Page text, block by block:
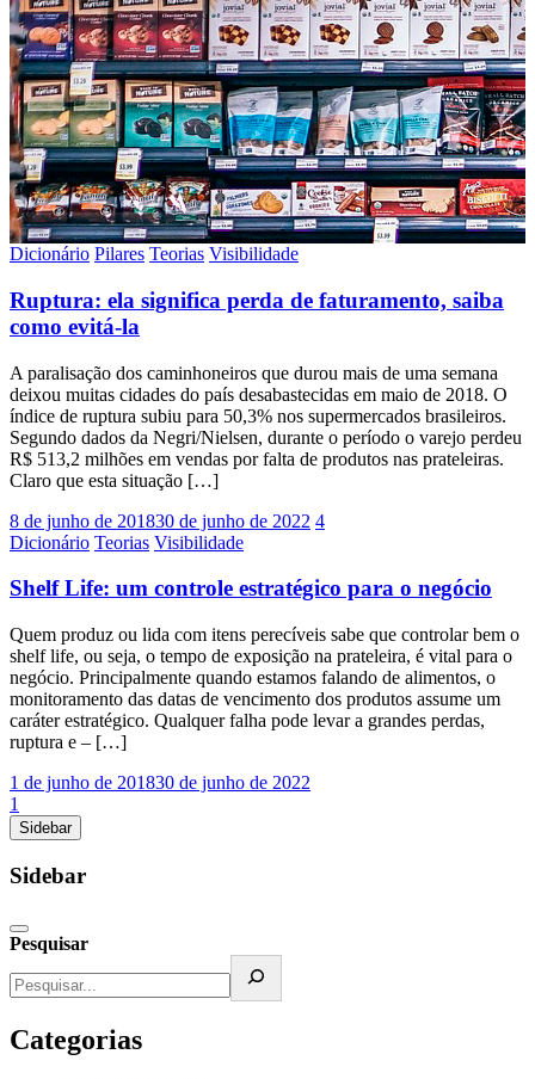
Dicionário Pilares Teorias Visibilidade
Ruptura: ela significa perda de faturamento, saiba
como evitá-la
A paralisação dos caminhoneiros que durou mais de uma semana
deixou muitas cidades do país desabastecidas em maio de 2018. O
índice de ruptura subiu para 50,3% nos supermercados brasileiros.
Segundo dados da Negri/Nielsen, durante o período o varejo perdeu
R$ 513,2 milhões em vendas por falta de produtos nas prateleiras.
Claro que esta situação […]
8 de junho de 201830 de junho de 2022 4
Dicionário Teorias Visibilidade
Shelf Life: um controle estratégico para o negócio
Quem produz ou lida com itens perecíveis sabe que controlar bem o
shelf life, ou seja, o tempo de exposição na prateleira, é vital para o
negócio. Principalmente quando estamos falando de alimentos, o
monitoramento das datas de vencimento dos produtos assume um
caráter estratégico. Qualquer falha pode levar a grandes perdas,
ruptura e – […]
1 de junho de 201830 de junho de 2022
1
Sidebar
Sidebar
Pesquisar
Categorias